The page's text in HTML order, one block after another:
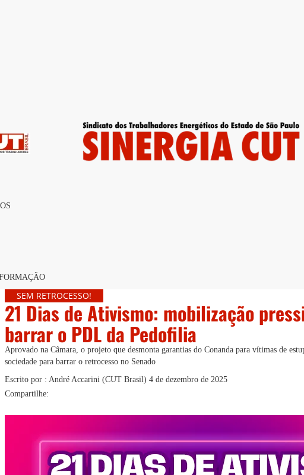
SEM RETROCESSO!
21 Dias de Ativismo: mobilização
barrar o PDL da Pedofilia
Aprovado na Câmara, o projeto que desmonta garantias do Conanda para vítimas de
sociedade para barrar o retrocesso no Senado
Escrito por : André Accarini (CUT Brasil) 4 de dezembro de 2025
Compartilhe: